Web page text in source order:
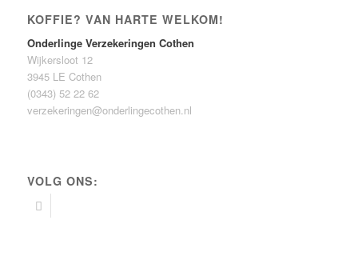
KOFFIE? VAN HARTE WELKOM!
Onderlinge Verzekeringen Cothen
Wijkersloot 12
3945 LE Cothen
(0343) 52 22 62
verzekeringen@onderlingecothen.nl
VOLG ONS: